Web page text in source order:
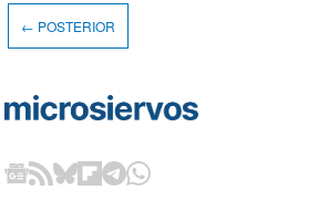
← POSTERIOR